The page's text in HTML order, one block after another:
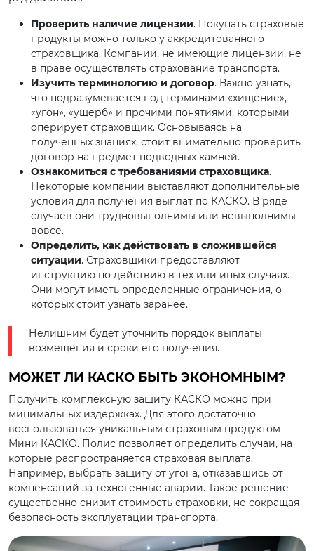
Проверить наличие лицензии. Покупать страховые
продукты можно только у аккредитованного
страховщика. Компании, не имеющие лицензии, не
в праве осуществлять страхование транспорта.
Изучить терминологию и договор. Важно узнать,
что подразумевается под терминами «хищение»,
«угон», «ущерб» и прочими понятиями, которыми
оперирует страховщик. Основываясь на
полученных знаниях, стоит внимательно проверить
договор на предмет подводных камней.
Ознакомиться с требованиями страховщика.
Некоторые компании выставляют дополнительные
условия для получения выплат по КАСКО. В ряде
случаев они трудновыполнимы или невыполнимы
вовсе.
Определить, как действовать в сложившейся
ситуации. Страховщики предоставляют
инструкцию по действию в тех или иных случаях.
Они могут иметь определенные ограничения, о
которых стоит узнать заранее.
Нелишним будет уточнить порядок выплаты
возмещения и сроки его получения.
МОЖЕТ ЛИ КАСКО БЫТЬ ЭКОНОМНЫМ?
Получить комплексную защиту КАСКО можно при
минимальных издержках. Для этого достаточно
воспользоваться уникальным страховым продуктом –
Мини КАСКО. Полис позволяет определить случаи, на
которые распространяется страховая выплата.
Например, выбрать защиту от угона, отказавшись от
компенсаций за техногенные аварии. Такое решение
существенно снизит стоимость страховки, не сокращая
безопасность эксплуатации транспорта.